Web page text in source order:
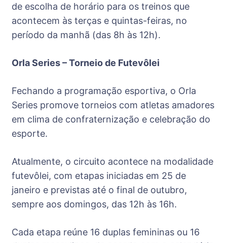
de escolha de horário para os treinos que
acontecem às terças e quintas-feiras, no
período da manhã (das 8h às 12h).
Orla Series – Torneio de Futevôlei
Fechando a programação esportiva, o Orla
Series promove torneios com atletas amadores
em clima de confraternização e celebração do
esporte.
Atualmente, o circuito acontece na modalidade
futevôlei, com etapas iniciadas em 25 de
janeiro e previstas até o final de outubro,
sempre aos domingos, das 12h às 16h.
Cada etapa reúne 16 duplas femininas ou 16